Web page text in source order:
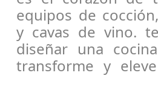
equipos de
y cavas de vino.
diseñar una
transforme y